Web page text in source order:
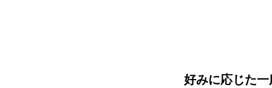
好みに応じた一